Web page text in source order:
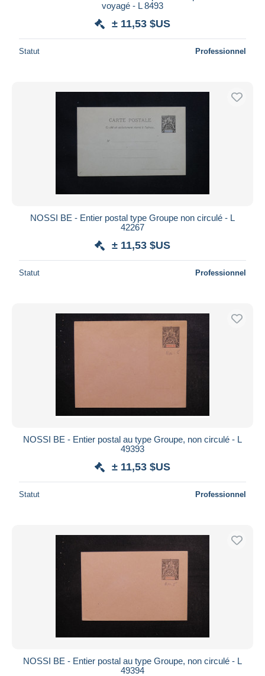
voyagé - L 8493
± 11,53 $US
Statut Professionnel
NOSSI BE - Entier postal type Groupe non circulé - L
42267
± 11,53 $US
Statut Professionnel
NOSSI BE - Entier postal au type Groupe, non circulé - L
49393
± 11,53 $US
Statut Professionnel
NOSSI BE - Entier postal au type Groupe, non circulé - L
49394